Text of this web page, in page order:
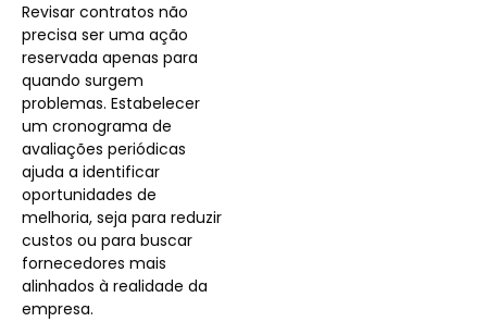
Revisar contratos não
precisa ser uma ação
reservada apenas para
quando surgem
problemas. Estabelecer
um cronograma de
avaliações periódicas
ajuda a identificar
oportunidades de
melhoria, seja para reduzir
custos ou para buscar
fornecedores mais
alinhados à realidade da
empresa.